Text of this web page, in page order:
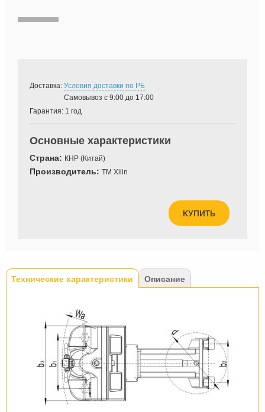
Доставка: Условия доставки по РБ
Самовывоз с 9:00 до 17:00
Гарантия: 1 год
Основные характеристики
Страна: КНР (Китай)
Производитель: ТМ Xilin
КУПИТЬ
Tabs
Технические характеристики (активная
вкладка)
Описание